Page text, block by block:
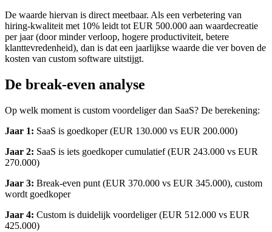
De waarde hiervan is direct meetbaar. Als een verbetering van
hiring-kwaliteit met 10% leidt tot EUR 500.000 aan waardecreatie
per jaar (door minder verloop, hogere productiviteit, betere
klanttevredenheid), dan is dat een jaarlijkse waarde die ver boven de
kosten van custom software uitstijgt.
De break-even analyse
Op welk moment is custom voordeliger dan SaaS? De berekening:
Jaar 1: SaaS is goedkoper (EUR 130.000 vs EUR 200.000)
Jaar 2: SaaS is iets goedkoper cumulatief (EUR 243.000 vs EUR
270.000)
Jaar 3: Break-even punt (EUR 370.000 vs EUR 345.000), custom
wordt goedkoper
Jaar 4: Custom is duidelijk voordeliger (EUR 512.000 vs EUR
425.000)